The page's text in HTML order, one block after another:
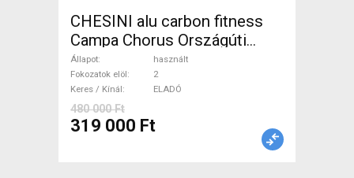
CHESINI alu carbon fitness
Campa Chorus Országúti
használt ELADÓ
Állapot
használt
Fokozatok elöl
2
Keres / Kínál
ELADÓ
480 000 Ft
319 000 Ft